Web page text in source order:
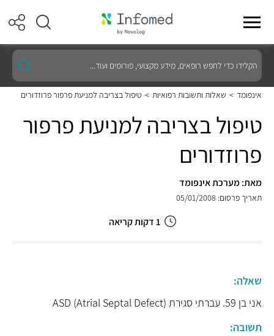
הקלידו
כדי
לחפש
רופאים,
מידע
פורומים
ועוד...
אינפומד > שאלות ותשובות רפואיות > טיפול בצריבה למניעת פרפור פרוזדורים
טיפול בצריבה למניעת פרפור
פרוזדורים
מאת: מערכת אינפומד
תאריך פרסום: 05/01/2008
1 דקות קריאה
שאלה:
אני בן 59. עברתי סגירת ASD (Atrial Septal Defect)
תשובה: